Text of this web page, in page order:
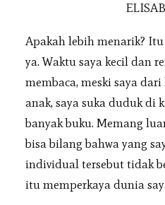
Apakah lebih menarik?
ya. Waktu saya kecil dan
membaca, meski saya
anak, saya suka duduk di
banyak buku. Memang
bisa bilang bahwa yang
individual tersebut tidak
itu memperkaya dunia